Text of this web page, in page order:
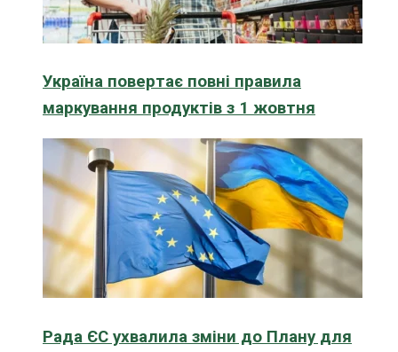
Україна повертає повні правила
маркування продуктів з 1 жовтня
Рада ЄС ухвалила зміни до Плану для